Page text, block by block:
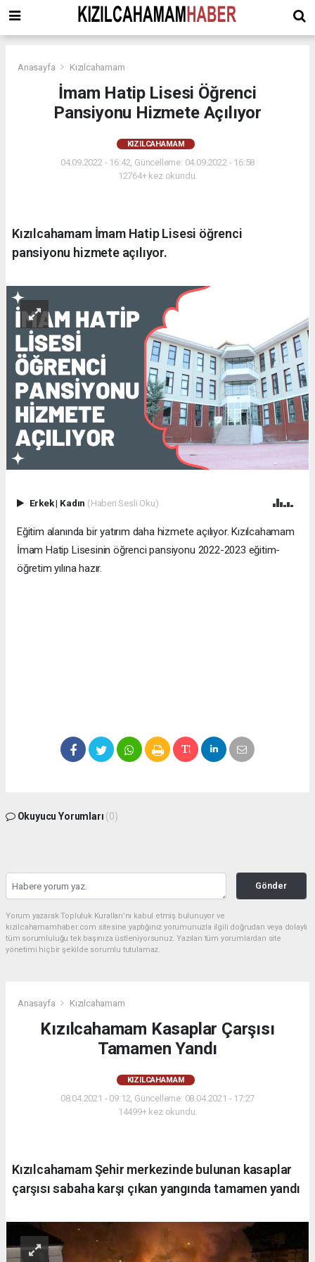
Anasayfa Kızılcahamam
İmam Hatip Lisesi Öğrenci
Pansiyonu Hizmete Açılıyor
KIZILCAHAMAM
04.09.2022 - 16:42, Güncelleme: 04.09.2022 - 16:58
12764+ kez okundu.
Kızılcahamam İmam Hatip Lisesi öğrenci
pansiyonu hizmete açılıyor.
Erkek| Kadın (Haberi Sesli Oku)
Eğitim alanında bir yatırım daha hizmete açılıyor. Kızılcahamam
İmam Hatip Lisesinin öğrenci pansiyonu 2022-2023 eğitim-
öğretim yılına hazır.
Okuyucu Yorumları (0)
Gönder
Yorum yazarak Topluluk Kuralları’nı kabul etmiş bulunuyor ve
kizilcahamamhaber.com sitesine yaptığınız yorumunuzla ilgili doğrudan veya dolaylı
tüm sorumluluğu tek başınıza üstleniyorsunuz. Yazılan tüm yorumlardan site
yönetimi hiçbir şekilde sorumlu tutulamaz.
Anasayfa Kızılcahamam
Kızılcahamam Kasaplar Çarşısı
Tamamen Yandı
KIZILCAHAMAM
08.04.2021 - 09:12, Güncelleme: 08.04.2021 - 17:27
14499+ kez okundu.
Kızılcahamam Şehir merkezinde bulunan kasaplar
çarşısı sabaha karşı çıkan yangında tamamen yandı